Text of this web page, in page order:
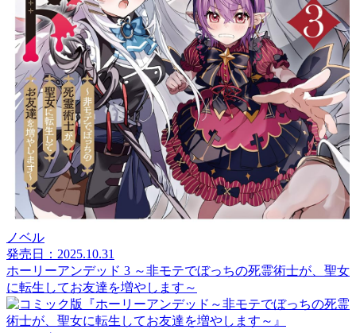
ノベル
発売日：2025.10.31
ホーリーアンデッド 3 ～非モテでぼっちの死霊術士が、聖女
に転生してお友達を増やします～